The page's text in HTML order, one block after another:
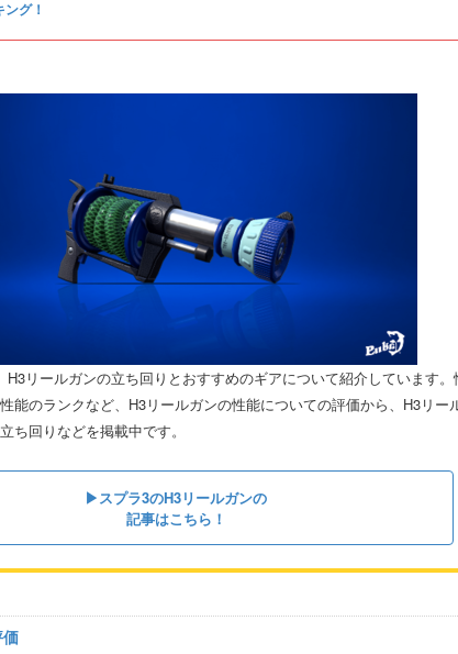
グ！
H3リールガンの立ち回りとおすすめのギアについて紹介しています。
能のランクなど、H3リールガンの性能についての評価から、H3リー
ち回りなどを掲載中です。
▶︎スプラ3のH3リールガンの
記事はこちら！